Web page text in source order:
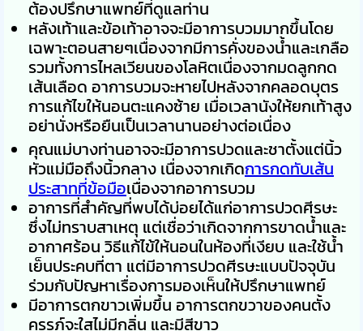
ต้องปรึกษาแพทย์ที่ดูแลท่าน
หลังเท้าและข้อเท้าอาจจะมีอาการบวมมากขึ้นโดย
เฉพาะตอนสายๆเนื่องจากมีการคั่งของน้ำและเกลือ
รวมทั้งการไหลเวียนของโลหิตเนื่องจากมดลูกกด
เส้นเลือด อาการบวมจะหายไปหลังจากคลอดบุตร
การแก้ไขให้นอนตะแคงซ้าย เมื่อเวลานังให้ยกเท้าสูง
อย่านั่งหรือยืนเป็นเวลานานอย่างต่อเนื่อง
คุณแม่บางท่านอาจจะมีอาการปวดและชาตั้งแต่นิ้ว
หัวแม่มือถึงนิ้วกลาง เนื่องจากเกิดการกดทับเส้น
ประสาทที่ข้อมือเนื่องจากอาการบวม
อาการที่สำคัญที่พบได้บ่อยได้แก่อาการปวดศีรษะ
ซึ่งไม่ทราบสาเหตุ แต่เชื่อว่าเกิดจากการขาดน้ำและ
อากาศร้อน วิธีแก้ไข้ให้นอนในห้องที่เงียบ และใช้น้ำ
เย็นประคบที่ตา แต่มีอาการปวดศีรษะแบบปัจจุบัน
ร่วมกับปัญหาเรื่องการมองเห็นให้ปรึกษาแพทย์
มีอาการตกขาวเพิ่มขึ้น อาการตกขวาของคนตั้ง
ครรภ์จะใสไม่มีกลิ่น และมีสีขาว